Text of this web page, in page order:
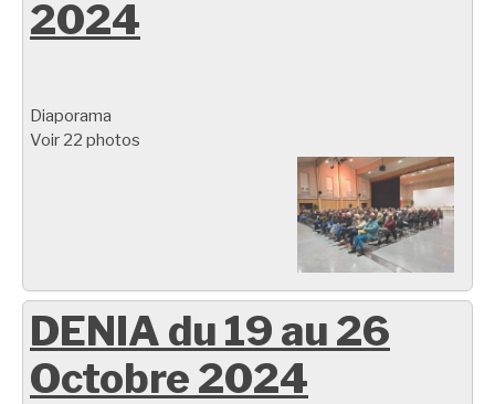
2024
Diaporama
Voir 22 photos
DENIA du 19 au 26
Octobre 2024